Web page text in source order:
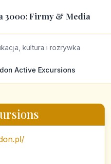
3000: Firmy & Media
kultura i rozrywka
Active Excursions